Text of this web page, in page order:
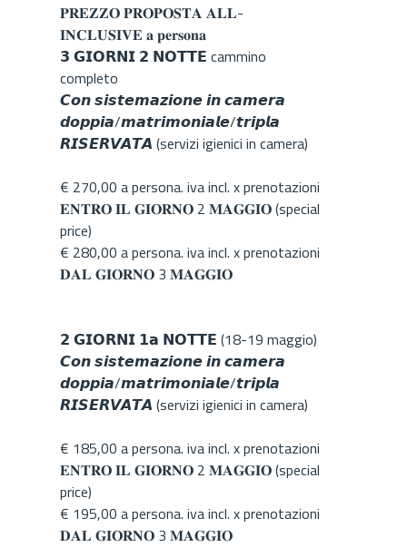
𝐏𝐑𝐄𝐙𝐙𝐎 𝐏𝐑𝐎𝐏𝐎𝐒𝐓𝐀 𝐀𝐋𝐋-
𝐈𝐍𝐂𝐋𝐔𝐒𝐈𝐕𝐄 𝐚 𝐩𝐞𝐫𝐬𝐨𝐧𝐚
𝟯 𝗚𝗜𝗢𝗥𝗡𝗜 𝟮 𝗡𝗢𝗧𝗧𝗘 cammino
completo
𝘾𝙤𝙣 𝙨𝙞𝙨𝙩𝙚𝙢𝙖𝙯𝙞𝙤𝙣𝙚 𝙞𝙣 𝙘𝙖𝙢𝙚𝙧𝙖
𝙙𝙤𝙥𝙥𝙞𝙖/𝙢𝙖𝙩𝙧𝙞𝙢𝙤𝙣𝙞𝙖𝙡𝙚/𝙩𝙧𝙞𝙥𝙡𝙖
𝙍𝙄𝙎𝙀𝙍𝙑𝘼𝙏𝘼 (servizi igienici in camera)
€ 270,00 a persona. iva incl. x prenotazioni
𝐄𝐍𝐓𝐑𝐎 𝐈𝐋 𝐆𝐈𝐎𝐑𝐍𝐎 2 𝐌𝐀𝐆𝐆𝐈𝐎 (special
price)
€ 280,00 a persona. iva incl. x prenotazioni
𝐃𝐀𝐋 𝐆𝐈𝐎𝐑𝐍𝐎 3 𝐌𝐀𝐆𝐆𝐈𝐎
𝟮 𝗚𝗜𝗢𝗥𝗡𝗜 𝟭𝗮 𝗡𝗢𝗧𝗧𝗘 (18-19 maggio)
𝘾𝙤𝙣 𝙨𝙞𝙨𝙩𝙚𝙢𝙖𝙯𝙞𝙤𝙣𝙚 𝙞𝙣 𝙘𝙖𝙢𝙚𝙧𝙖
𝙙𝙤𝙥𝙥𝙞𝙖/𝙢𝙖𝙩𝙧𝙞𝙢𝙤𝙣𝙞𝙖𝙡𝙚/𝙩𝙧𝙞𝙥𝙡𝙖
𝙍𝙄𝙎𝙀𝙍𝙑𝘼𝙏𝘼 (servizi igienici in camera)
€ 185,00 a persona. iva incl. x prenotazioni
𝐄𝐍𝐓𝐑𝐎 𝐈𝐋 𝐆𝐈𝐎𝐑𝐍𝐎 2 𝐌𝐀𝐆𝐆𝐈𝐎 (special
price)
€ 195,00 a persona. iva incl. x prenotazioni
𝐃𝐀𝐋 𝐆𝐈𝐎𝐑𝐍𝐎 3 𝐌𝐀𝐆𝐆𝐈𝐎